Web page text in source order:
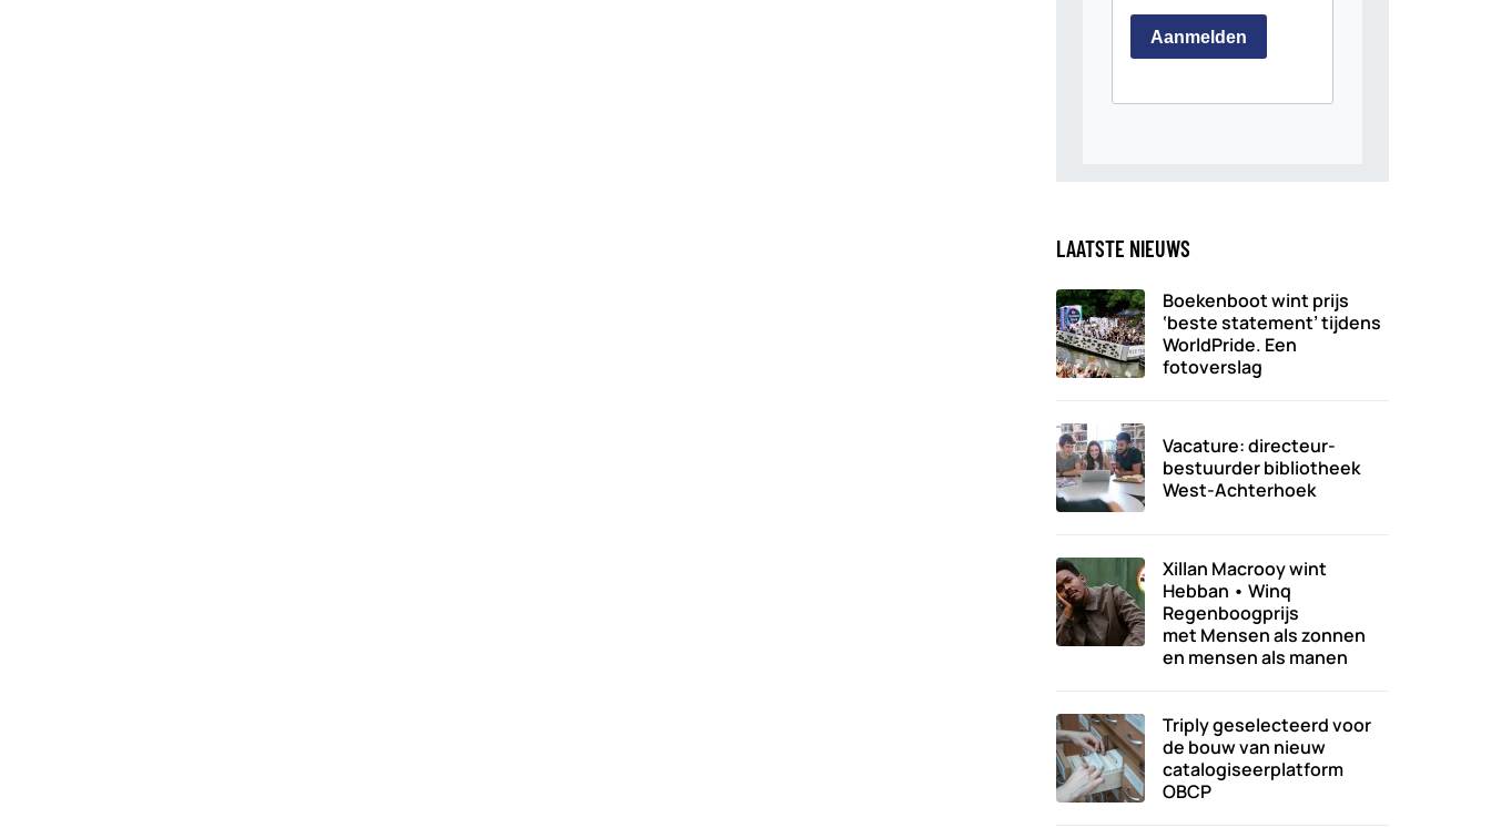
LAATSTE NIEUWS
Boekenboot wint prijs
‘beste statement’ tijdens
WorldPride. Een
fotoverslag
Vacature: directeur-
bestuurder bibliotheek
West-Achterhoek
Xillan Macrooy wint
Hebban • Winq
Regenboogprijs
met Mensen als zonnen
en mensen als manen
Triply geselecteerd voor
de bouw van nieuw
catalogiseerplatform
OBCP